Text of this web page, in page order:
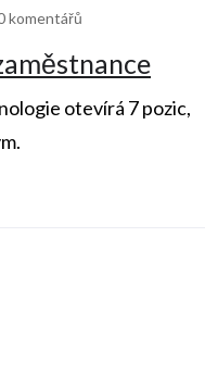
komentářů
otevírá 7 pozic,